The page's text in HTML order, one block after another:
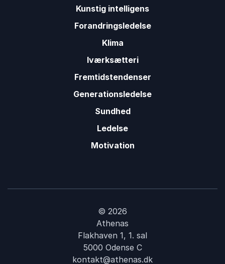
Kunstig intelligens
Forandringsledelse
Klima
Iværksætteri
Fremtidstendenser
Generationsledelse
Sundhed
Ledelse
Motivation
© 2026
Athenas
Flakhaven 1, 1. sal
5000 Odense C
kontakt@athenas.dk